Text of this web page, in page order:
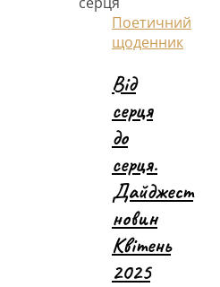
Поетичний
щоденник
Від
серця
до
серця.
Дайджест
новин
Квітень
2025